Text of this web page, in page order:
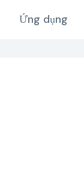
Ứng dụng